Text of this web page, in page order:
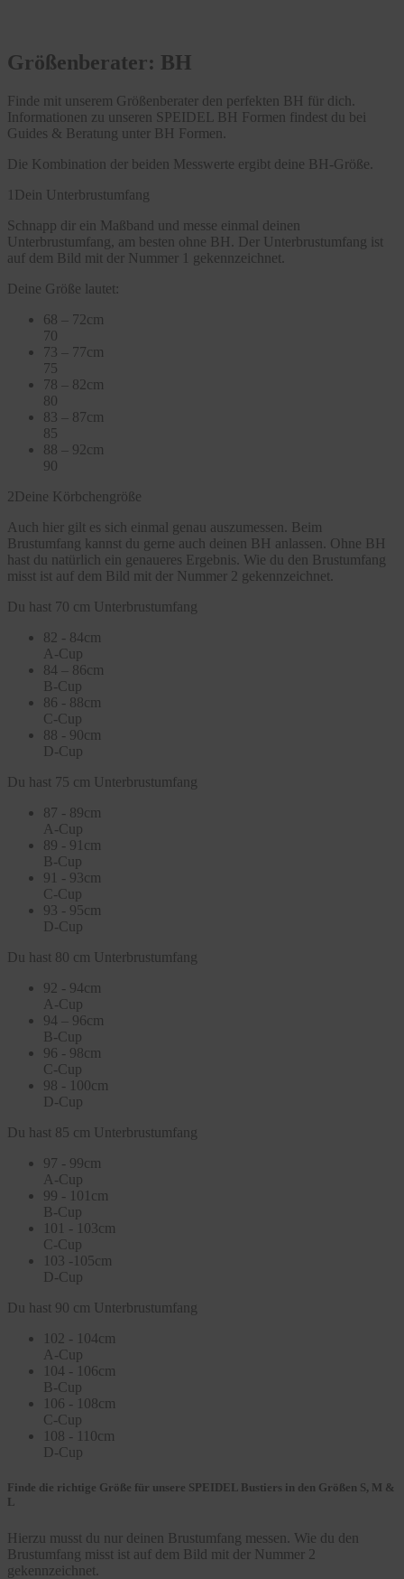
Größenberater: BH
Finde mit unserem Größenberater den perfekten BH für dich.
Informationen zu unseren SPEIDEL BH Formen findest du bei
Guides & Beratung unter BH Formen.
Die Kombination der beiden Messwerte ergibt deine BH-Größe.
1 Dein Unterbrustumfang
Schnapp dir ein Maßband und messe einmal deinen
Unterbrustumfang, am besten ohne BH. Der Unterbrustumfang ist
auf dem Bild mit der Nummer 1 gekennzeichnet.
Deine Größe lautet:
68 – 72cm
70
73 – 77cm
75
78 – 82cm
80
83 – 87cm
85
88 – 92cm
90
2Deine Körbchengröße
Auch hier gilt es sich einmal genau auszumessen. Beim
Brustumfang kannst du gerne auch deinen BH anlassen. Ohne BH
hast du natürlich ein genaueres Ergebnis. Wie du den Brustumfang
misst ist auf dem Bild mit der Nummer 2 gekennzeichnet.
Du hast 70 cm Unterbrustumfang
82 - 84cm
A-Cup
84 – 86cm
B-Cup
86 - 88cm
C-Cup
88 - 90cm
D-Cup
Du hast 75 cm Unterbrustumfang
87 - 89cm
A-Cup
89 - 91cm
B-Cup
91 - 93cm
C-Cup
93 - 95cm
D-Cup
Du hast 80 cm Unterbrustumfang
92 - 94cm
A-Cup
94 – 96cm
B-Cup
96 - 98cm
C-Cup
98 - 100cm
D-Cup
Du hast 85 cm Unterbrustumfang
97 - 99cm
A-Cup
99 - 101cm
B-Cup
101 - 103cm
C-Cup
103 -105cm
D-Cup
Du hast 90 cm Unterbrustumfang
102 - 104cm
A-Cup
104 - 106cm
B-Cup
106 - 108cm
C-Cup
108 - 110cm
D-Cup
Finde die richtige Größe für unsere SPEIDEL Bustiers in den Größen S, M &
L
Hierzu musst du nur deinen Brustumfang messen. Wie du den
Brustumfang misst ist auf dem Bild mit der Nummer 2
gekennzeichnet.